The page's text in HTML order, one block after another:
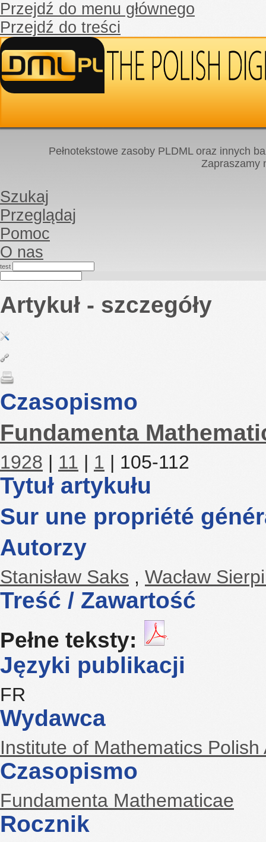
Przejdź do menu głównego
Przejdź do treści
Pełnotekstowe zasoby PLDML oraz innych
Zapraszamy
Szukaj
Przeglądaj
Pomoc
O nas
test
Artykuł - szczegóły
Czasopismo
Fundamenta
1928 | 11 | 1 | 105-112
Tytuł artykułu
Sur une propriété
Autorzy
Stanisław Saks , Wacław
Treść / Zawartość
Pełne teksty:
Języki publikacji
FR
Wydawca
Institute of Mathematics
Czasopismo
Fundamenta Mathematicae
Rocznik